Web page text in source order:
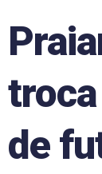
de